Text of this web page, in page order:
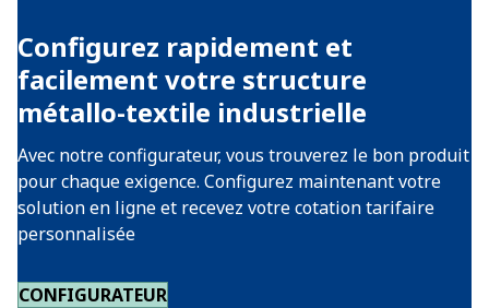
Configurez rapidement et
facilement votre structure
métallo-textile industrielle
Avec notre configurateur, vous trouverez le bon produit
pour chaque exigence. Configurez maintenant votre
solution en ligne et recevez votre cotation tarifaire
personnalisée
CONFIGURATEUR